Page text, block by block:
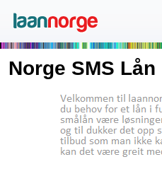
Norge SMS Lån